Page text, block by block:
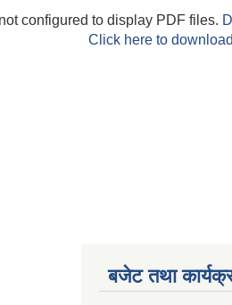
configured to display PDF files.
Click here to
बजेट तथा